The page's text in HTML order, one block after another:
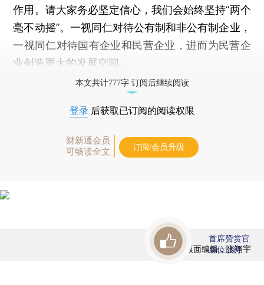
作用。请大家务必坚定信心，我们会始终坚持“两个
毫不动摇”。一视同仁对待公有制和非公有制企业，
一视同仁对待国有企业和民营企业，进而为民营企
业创造更大的发展空间。
本文共计777字 订阅后继续阅读
登录 后获取已订阅的阅读权限
财新通会员
可畅读全文
订阅/会员升级
版面编辑：张翔宇
首席赞赏官
虚位以待